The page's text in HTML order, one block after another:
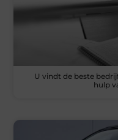
U vindt de beste
hulp